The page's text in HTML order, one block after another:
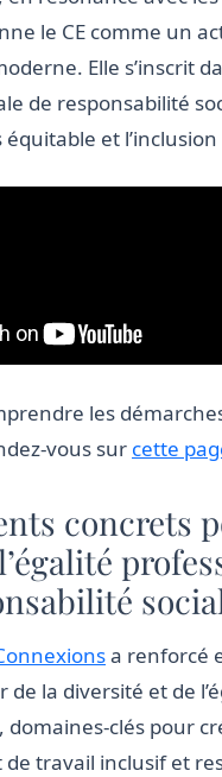
le CE comme un
Elle s’inscrit
de responsabilité
équitable et
les
vous sur cette
concrets
a renforcé
la diversité et de
domaines-clés pour
travail inclusif et